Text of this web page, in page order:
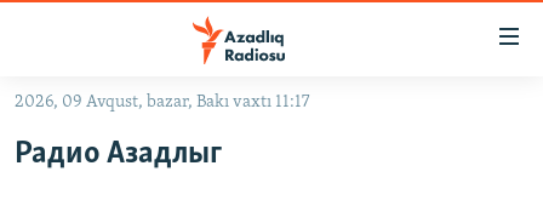
Əsas
qayıt
#İZAHLA
2026, 09 Avqust, bazar, Bakı vaxtı 11:17
Радио Азадлыг